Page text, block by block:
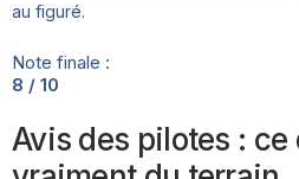
au figuré.
Note finale :
8 / 10
Avis des pilotes : ce